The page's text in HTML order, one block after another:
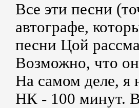
Все эти песни
автографе,
песни Цой
Возможно, что
На самом деле, я
НК - 100 минут.